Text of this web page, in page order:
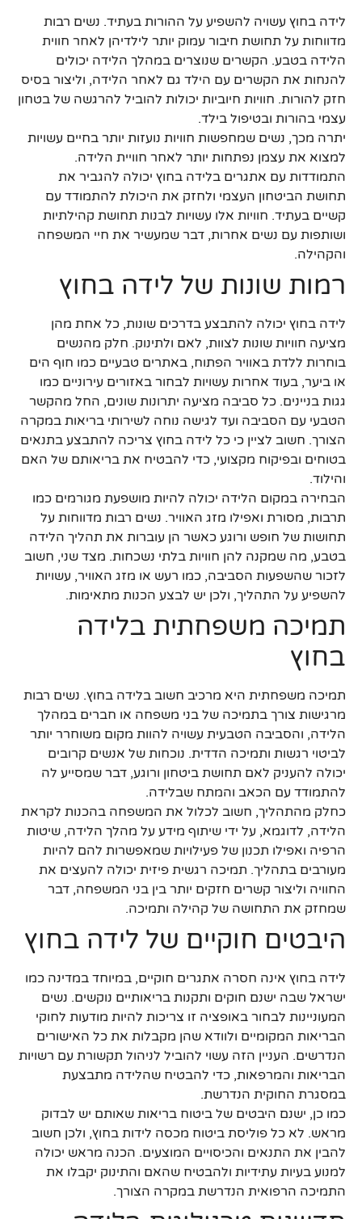
לידה בחוץ עשויה להשפיע על ההורות בעתיד. נשים רבות
מדווחות על תחושת חיבור עמוק יותר לילדיהן לאחר חווית
הלידה בטבע. הקשרים שנוצרים במהלך הלידה יכולים
להנחות את הקשרים עם הילד גם לאחר הלידה, וליצור בסיס
חזק להורות. חוויות חיוביות יכולות להוביל להרגשה של בטחון
עצמי בהורות ובטיפול בילד.
יתרה מכך, נשים שמחפשות חוויות נועזות יותר בחיים עשויות
למצוא את עצמן נפתחות יותר לאחר חוויית הלידה.
התמודדות עם אתגרים בלידה בחוץ יכולה להגביר את
תחושת הביטחון העצמי ולחזק את היכולת להתמודד עם
קשיים בעתיד. חוויות אלו עשויות לבנות תחושת קהילתיות
ושותפות עם נשים אחרות, דבר שמעשיר את חיי המשפחה
והקהילה.
רמות שונות של לידה בחוץ
לידה בחוץ יכולה להתבצע בדרכים שונות, כל אחת מהן
מציעה חוויות שונות לצוות, לאם ולתינוק. חלק מהנשים
בוחרות ללדת באוויר הפתוח, באתרים טבעיים כמו חוף הים
או ביער, בעוד אחרות עשויות לבחור באזורים עירוניים כמו
גגות בניינים. כל סביבה מציעה יתרונות שונים, החל מהקשר
הטבעי עם הסביבה ועד לגישה נוחה לשירותי בריאות במקרה
הצורך. חשוב לציין כי כל לידה בחוץ צריכה להתבצע בתנאים
בטוחים ובפיקוח מקצועי, כדי להבטיח את בריאותם של האם
והילוד.
הבחירה במקום הלידה יכולה להיות מושפעת מגורמים כמו
תרבות, מסורת ואפילו מזג האוויר. נשים רבות מדווחות על
תחושות של חופש ורוגע כאשר הן עוברות את תהליך הלידה
בטבע, מה שמקנה להן חוויות בלתי נשכחות. מצד שני, חשוב
לזכור שהשפעות הסביבה, כמו רעש או מזג האוויר, עשויות
להשפיע על התהליך, ולכן יש לבצע הכנות מתאימות.
תמיכה משפחתית בלידה
בחוץ
תמיכה משפחתית היא מרכיב חשוב בלידה בחוץ. נשים רבות
מרגישות צורך בתמיכה של בני משפחה או חברים במהלך
הלידה, והסביבה הטבעית עשויה להוות מקום משוחרר יותר
לביטוי רגשות ותמיכה הדדית. נוכחות של אנשים קרובים
יכולה להעניק לאם תחושת ביטחון ורוגע, דבר שמסייע לה
להתמודד עם הכאב והמתח שבלידה.
כחלק מהתהליך, חשוב לכלול את המשפחה בהכנות לקראת
הלידה, לדוגמא, על ידי שיתוף מידע על מהלך הלידה, שיטות
הרפיה ואפילו תכנון של פעילויות שמאפשרות להם להיות
מעורבים בתהליך. תמיכה רגשית פיזית יכולה להעצים את
החוויה וליצור קשרים חזקים יותר בין בני המשפחה, דבר
שמחזק את התחושה של קהילה ותמיכה.
היבטים חוקיים של לידה בחוץ
לידה בחוץ אינה חסרה אתגרים חוקיים, במיוחד במדינה כמו
ישראל שבה ישנם חוקים ותקנות בריאותיים נוקשים. נשים
המעוניינות לבחור באופציה זו צריכות להיות מודעות לחוקי
הבריאות המקומיים ולוודא שהן מקבלות את כל האישורים
הנדרשים. העניין הזה עשוי להוביל לניהול תקשורת עם רשויות
הבריאות והמרפאות, כדי להבטיח שהלידה מתבצעת
במסגרת החוקית הנדרשת.
כמו כן, ישנם היבטים של ביטוח בריאות שאותם יש לבדוק
מראש. לא כל פוליסת ביטוח מכסה לידות בחוץ, ולכן חשוב
להבין את התנאים והכיסויים המוצעים. הכנה מראש יכולה
למנוע בעיות עתידיות ולהבטיח שהאם והתינוק יקבלו את
התמיכה הרפואית הנדרשת במקרה הצורך.